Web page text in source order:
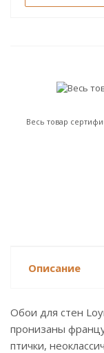
Весь товар
Описание
Обои для стен
пронизаны
птички,